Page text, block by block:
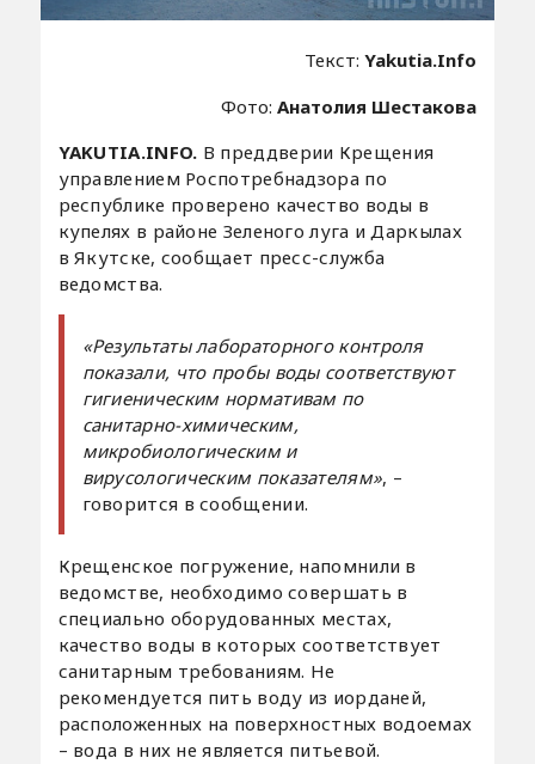
Текст:Yakutia.Info
Фото:Анатолия Шестакова
YAKUTIA.INFO. В преддверии Крещения
управлением Роспотребнадзора по
республике проверено качество воды в
купелях в районе Зеленого луга и Даркылах
в Якутске, сообщает пресс-служба
ведомства.
«Результаты лабораторного контроля
показали, что пробы воды соответствуют
гигиеническим нормативам по
санитарно-химическим,
микробиологическим и
вирусологическим показателям», –
говорится в сообщении.
Крещенское погружение, напомнили в
ведомстве, необходимо совершать в
специально оборудованных местах,
качество воды в которых соответствует
санитарным требованиям. Не
рекомендуется пить воду из иорданей,
расположенных на поверхностных водоемах
– вода в них не является питьевой.